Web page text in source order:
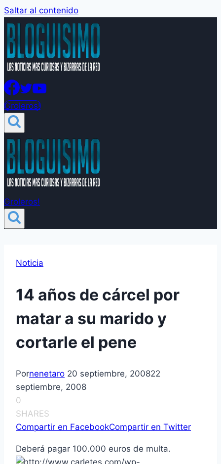
Saltar al contenido
Groleros!
Groleros!
Noticia
14 años de cárcel por
matar a su marido y
cortarle el pene
Pornenetaro 20 septiembre, 200822
septiembre, 2008
0
SHARES
Compartir en FacebookCompartir en Twitter
Deberá pagar 100.000 euros de multa.